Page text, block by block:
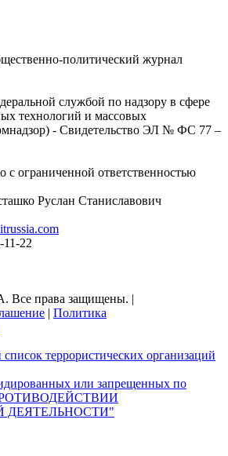
политический журнал
службой по надзору в сфере
технологий и массовых
- Свидетельство ЭЛ № ФС 77 –
с ограниченной ответственностью
Руслан Станиславович
22
Все права защищены. |
| Политика
террористических организаций
или запрещенных по
ДЕЯТЕЛЬНОСТИ"